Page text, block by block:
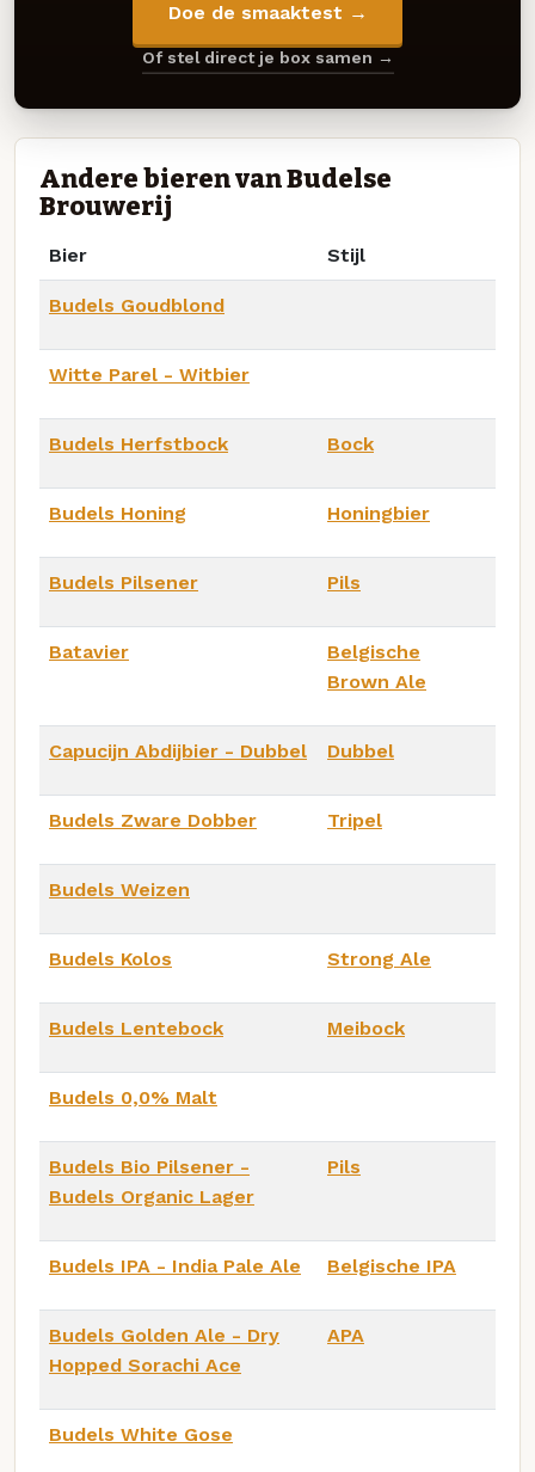
Doe de smaaktest →
Of stel direct je box samen →
Andere bieren van Budelse
Brouwerij
Bier Stijl
Budels Goudblond
Witte Parel - Witbier
Budels Herfstbock Bock
Budels Honing Honingbier
Budels Pilsener Pils
Batavier
Belgische
Brown Ale
Capucijn Abdijbier - Dubbel Dubbel
Budels Zware Dobber Tripel
Budels Weizen
Budels Kolos Strong Ale
Budels Lentebock Meibock
Budels 0,0% Malt
Budels Bio Pilsener -
Budels Organic Lager
Pils
Budels IPA - India Pale Ale Belgische IPA
Budels Golden Ale - Dry
Hopped Sorachi Ace
APA
Budels White Gose